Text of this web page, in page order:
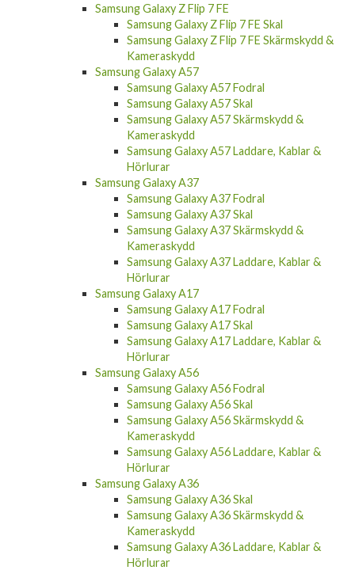
Samsung Galaxy Z Flip 7 FE
Samsung Galaxy Z Flip 7 FE Skal
Samsung Galaxy Z Flip 7 FE Skärmskydd &
Kameraskydd
Samsung Galaxy A57
Samsung Galaxy A57 Fodral
Samsung Galaxy A57 Skal
Samsung Galaxy A57 Skärmskydd &
Kameraskydd
Samsung Galaxy A57 Laddare, Kablar &
Hörlurar
Samsung Galaxy A37
Samsung Galaxy A37 Fodral
Samsung Galaxy A37 Skal
Samsung Galaxy A37 Skärmskydd &
Kameraskydd
Samsung Galaxy A37 Laddare, Kablar &
Hörlurar
Samsung Galaxy A17
Samsung Galaxy A17 Fodral
Samsung Galaxy A17 Skal
Samsung Galaxy A17 Laddare, Kablar &
Hörlurar
Samsung Galaxy A56
Samsung Galaxy A56 Fodral
Samsung Galaxy A56 Skal
Samsung Galaxy A56 Skärmskydd &
Kameraskydd
Samsung Galaxy A56 Laddare, Kablar &
Hörlurar
Samsung Galaxy A36
Samsung Galaxy A36 Skal
Samsung Galaxy A36 Skärmskydd &
Kameraskydd
Samsung Galaxy A36 Laddare, Kablar &
Hörlurar